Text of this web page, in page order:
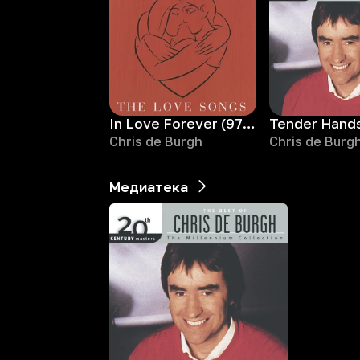
In Love Forever (97 Version)
Chris de Burgh
Tender
Chris de
Медиатека